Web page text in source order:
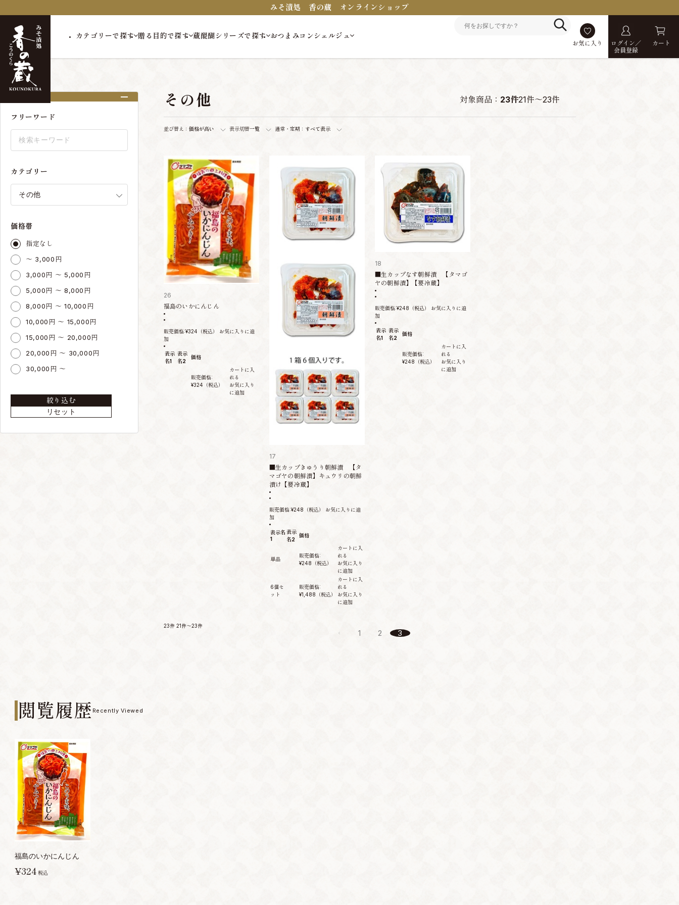
みそ漬処 香の蔵 オンラインショップ
カテゴリーで探す 贈る目的で探す 蔵醍醐シリーズで探す おつまみコンシェルジュ
お気に入り
ログイン／
会員登録
カート
トップ その他
フリーワード
カテゴリー
価格帯
指定なし
～ 3,000円
3,000円 ～ 5,000円
5,000円 ～ 8,000円
8,000円 ～ 10,000円
10,000円 ～ 15,000円
15,000円 ～ 20,000円
20,000円 ～ 30,000円
30,000円 ～
絞り込む
リセット
その他 対象商品： 23件21件～23件
並び替え： 価格が高い 表示切替一覧 通常・定期： すべて表示
26
福島のいかにんじん
販売価格:¥324 （税込）
お気に入りに追
加
表示
名1
表示
名2
価格
販売価格:
¥324 （税込）
カートに入
れる
お気に入り
に追加
17
■生カップきゅうり朝鮮漬 【タ
マゴヤの朝鮮漬】キュウリの朝鮮
漬け【要冷蔵】
販売価格:¥248 （税込）
お気に入りに追
加
表示名
1
表示
名2
価格
単品
販売価格:
¥248 （税込）
カートに入
れる
お気に入り
に追加
6個セ
ット
販売価格:
¥1,488 （税込）
カートに入
れる
お気に入り
に追加
18
■生カップなす朝鮮漬 【タマゴ
ヤの朝鮮漬】【要冷蔵】
販売価格:¥248 （税込）
お気に入りに追
加
表示
名1
表示
名2
価格
販売価格:
¥248 （税込）
カートに入
れる
お気に入り
に追加
23件 21件～23件
1 2 3
閲覧履歴 Recently Viewed
福島のいかにんじん
¥324税込